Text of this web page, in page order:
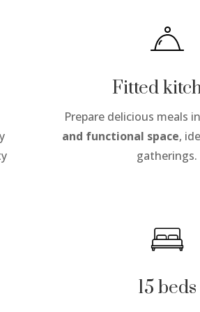
Fitted
Prepare delicious meals
and functional space,
gatherings.
15 beds